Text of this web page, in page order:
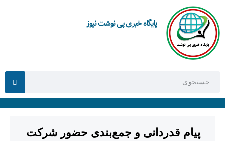
پایگاه خبری پی نوشت نیوز
پیام قدردانی و جمع‌بندی حضور شرکت